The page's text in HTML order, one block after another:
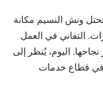
ونش النسيم مكانة
التفاني في العمل
اليوم، يُنظر إلى
في قطاع خدمات